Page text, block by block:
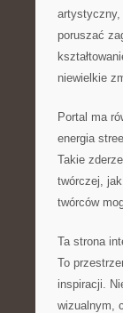
artystyczny,
poruszać
niewielkie
Portal ma
energia
Takie
twórczej,
twórców
Ta strona
To
inspiracji.
wizualnym,